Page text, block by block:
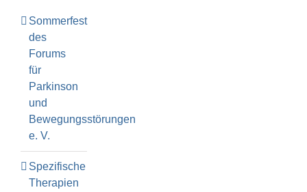
Sommerfest
des
Forums
für
Parkinson
und
Bewegungsstörungen
e. V.
Spezifische
Therapien